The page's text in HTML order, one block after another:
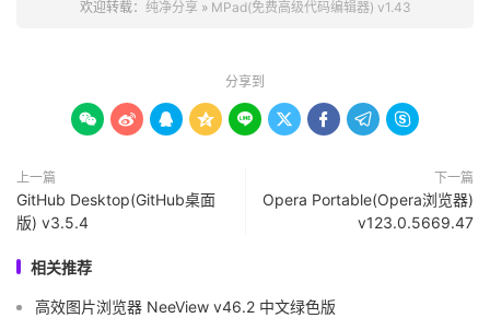
欢迎转载： 纯净分享 » MPad(免费高级代码编辑器) v1.43
分享到
        
上一篇
GitHub Desktop(GitHub桌面
版) v3.5.4
下一篇
Opera Portable(Opera浏览器)
v123.0.5669.47
相关推荐
高效图片浏览器 NeeView v46.2 中文绿色版